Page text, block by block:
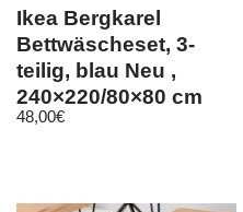
Ikea Bergkarel
Bettwäscheset, 3-
teilig, blau Neu ,
240×220/80×80 cm
Schmetterling
48,00€